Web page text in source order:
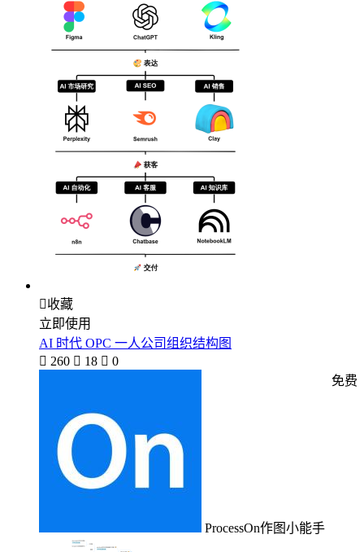
收藏
立即使用
AI 时代 OPC 一人公司组织结构图
 260  18  0
ProcessOn作图小能手
免费